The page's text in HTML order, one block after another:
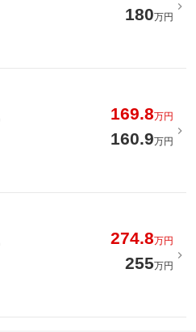
180万円
169.8万円
160.9万円
274.8万円
255万円